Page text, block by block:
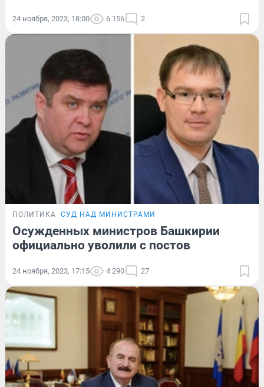
24 ноября, 2023, 18:00 6 156 2
ПОЛИТИКА СУД НАД МИНИСТРАМИ
Осужденных министров Башкирии
официально уволили с постов
24 ноября, 2023, 17:15 4 290 27